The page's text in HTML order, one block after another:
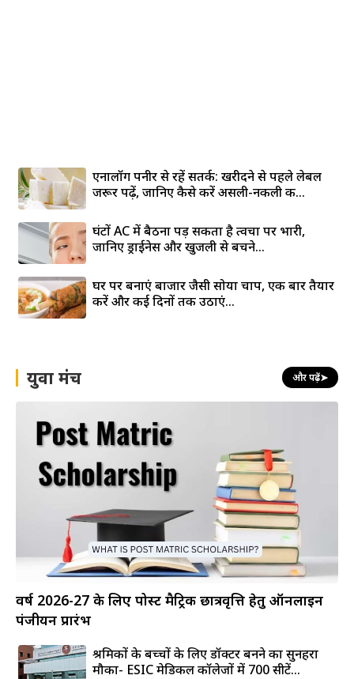
एनालॉग पनीर से रहें सतर्क: खरीदने से पहले लेबल
जरूर पढ़ें, जानिए कैसे करें असली-नकली की...
घंटों AC में बैठना पड़ सकता है त्वचा पर भारी,
जानिए ड्राईनेस और खुजली से बचने...
घर पर बनाएं बाजार जैसी सोया चाप, एक बार तैयार
करें और कई दिनों तक उठाएं...
युवा मंच और पढ़ें➤
वर्ष 2026-27 के लिए पोस्ट मैट्रिक छात्रवृत्ति हेतु ऑनलाइन
पंजीयन प्रारंभ
श्रमिकों के बच्चों के लिए डॉक्टर बनने का सुनहरा
मौका- ESIC मेडिकल कॉलेजों में 700 सीटें...